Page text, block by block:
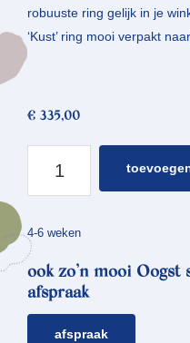
robuuste ring gelijk in je
‘Kust’ ring mooi verpakt
€ 335,00
aantal
4-6 weken
ook zo’n mooi Oogst
afspraak
afspraak